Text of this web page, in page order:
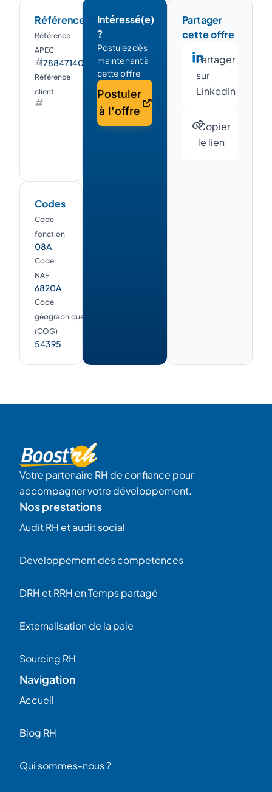
Références
Référence
APEC
178847140W
Référence
client
Codes
Code
fonction
08A
Code
NAF
6820A
Code
géographique
(COG)
54395
Intéressé(e)
?
Postulez dès
maintenant à
cette offre
Postuler
à l'offre
Partager
cette offre
Partager
sur
LinkedIn
Copier
le lien
Votre partenaire RH de confiance pour
accompagner votre développement.
Nos prestations
Audit RH et audit social
Developpement des competences
DRH et RRH en Temps partagé
Externalisation de la paie
Sourcing RH
Navigation
Accueil
Blog RH
Qui sommes-nous ?